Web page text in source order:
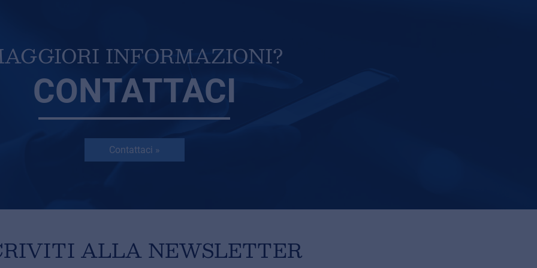
INFORMAZIONI?
CONTATTACI
Contattaci »
ALLA NEWSLETTER